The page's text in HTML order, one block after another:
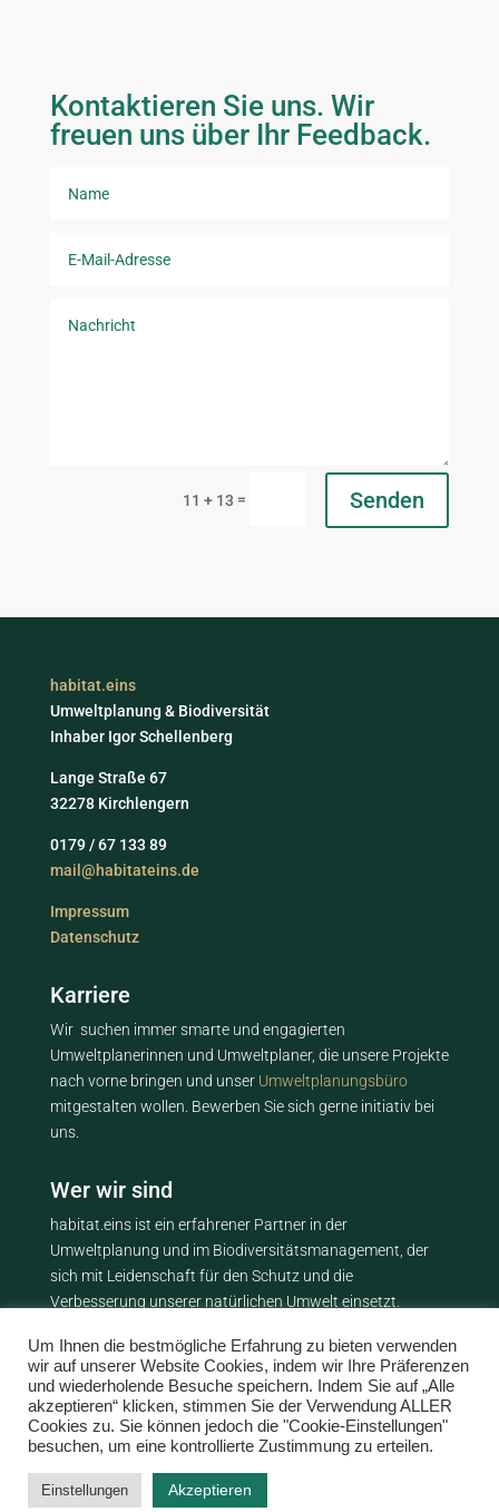
Kontaktieren Sie uns. Wir
freuen uns über Ihr Feedback.
11 + 13 = Senden
habitat.eins
Umweltplanung & Biodiversität
Inhaber Igor Schellenberg
Lange Straße 67
32278 Kirchlengern
0179 / 67 133 89
mail@habitateins.de
Impressum
Datenschutz
Karriere
Wir suchen immer smarte und engagierten
Umweltplanerinnen und Umweltplaner, die unsere Projekte
nach vorne bringen und unser Umweltplanungsbüro
mitgestalten wollen. Bewerben Sie sich gerne initiativ bei
uns.
Wer wir sind
habitat.eins ist ein erfahrener Partner in der
Umweltplanung und im Biodiversitätsmanagement, der
sich mit Leidenschaft für den Schutz und die
Verbesserung unserer natürlichen Umwelt einsetzt.
Was wir machen
habitat.eins bietet ein breites Spektrum an
Dienstleistungen, von detaillierten Artenschutzprüfungen
und landschaftspflegerischen Begleitplänen bis hin zur
Entwicklung umfassender Biodiversitätsstrategien.
Um Ihnen die bestmögliche Erfahrung zu bieten verwenden
wir auf unserer Website Cookies, indem wir Ihre Präferenzen
und wiederholende Besuche speichern. Indem Sie auf „Alle
akzeptieren“ klicken, stimmen Sie der Verwendung ALLER
Cookies zu. Sie können jedoch die "Cookie-Einstellungen"
besuchen, um eine kontrollierte Zustimmung zu erteilen.
Einstellungen Akzeptieren